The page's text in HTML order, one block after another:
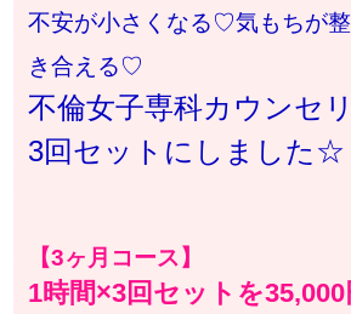
不安が小さくなる♡気もちが
き合える♡
不倫女子専科カウンセ
3回セットにしました☆
【3ヶ月コース】
1時間×3回セットを35,000